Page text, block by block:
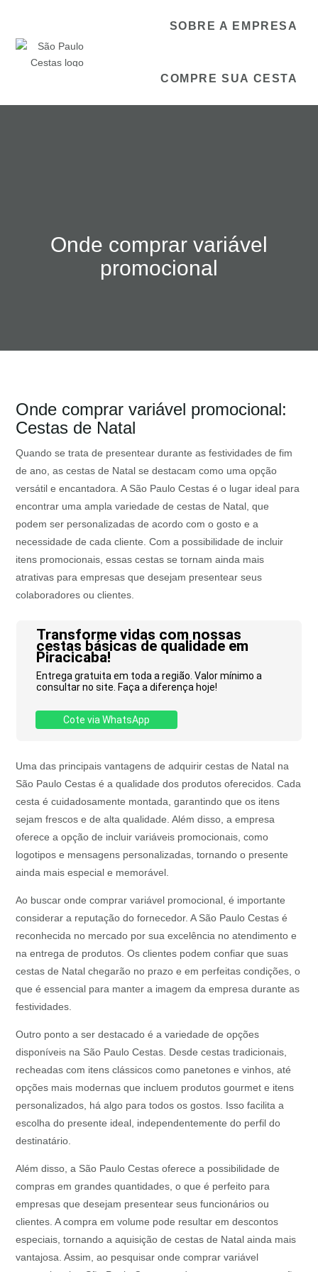
SOBRE A EMPRESA
COMPRE SUA CESTA
Onde comprar variável
promocional
Onde comprar variável promocional:
Cestas de Natal
Quando se trata de presentear durante as festividades de fim
de ano, as cestas de Natal se destacam como uma opção
versátil e encantadora. A São Paulo Cestas é o lugar ideal para
encontrar uma ampla variedade de cestas de Natal, que
podem ser personalizadas de acordo com o gosto e a
necessidade de cada cliente. Com a possibilidade de incluir
itens promocionais, essas cestas se tornam ainda mais
atrativas para empresas que desejam presentear seus
colaboradores ou clientes.
Transforme vidas com nossas
cestas básicas de qualidade em
Piracicaba!
Entrega gratuita em toda a região. Valor mínimo a
consultar no site. Faça a diferença hoje!
Cote via WhatsApp
Uma das principais vantagens de adquirir cestas de Natal na
São Paulo Cestas é a qualidade dos produtos oferecidos. Cada
cesta é cuidadosamente montada, garantindo que os itens
sejam frescos e de alta qualidade. Além disso, a empresa
oferece a opção de incluir variáveis promocionais, como
logotipos e mensagens personalizadas, tornando o presente
ainda mais especial e memorável.
Ao buscar onde comprar variável promocional, é importante
considerar a reputação do fornecedor. A São Paulo Cestas é
reconhecida no mercado por sua excelência no atendimento e
na entrega de produtos. Os clientes podem confiar que suas
cestas de Natal chegarão no prazo e em perfeitas condições, o
que é essencial para manter a imagem da empresa durante as
festividades.
Outro ponto a ser destacado é a variedade de opções
disponíveis na São Paulo Cestas. Desde cestas tradicionais,
recheadas com itens clássicos como panetones e vinhos, até
opções mais modernas que incluem produtos gourmet e itens
personalizados, há algo para todos os gostos. Isso facilita a
escolha do presente ideal, independentemente do perfil do
destinatário.
Além disso, a São Paulo Cestas oferece a possibilidade de
compras em grandes quantidades, o que é perfeito para
empresas que desejam presentear seus funcionários ou
clientes. A compra em volume pode resultar em descontos
especiais, tornando a aquisição de cestas de Natal ainda mais
vantajosa. Assim, ao pesquisar onde comprar variável